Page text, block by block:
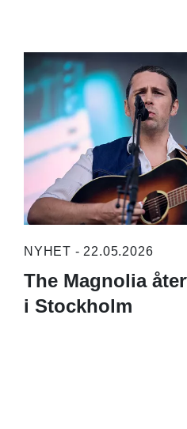
NYHET - 22.05.2026
The Magnolia
i Stockholm